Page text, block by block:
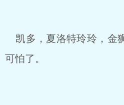
凯多，夏洛特玲玲，金
可怕了。